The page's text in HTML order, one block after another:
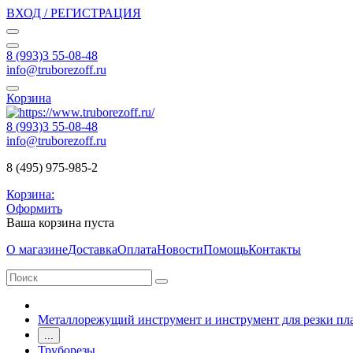
ВХОД / РЕГИСТРАЦИЯ
8 (993)3 55-08-48
info@truborezoff.ru
Корзина
8 (993)3 55-08-48
info@truborezoff.ru
8 (495) 975-985-2
Корзина:
Оформить
Ваша корзина пуста
О магазинеДоставкаОплатаНовостиПомощьКонтакты
Металлорежущий инструмент и инструмент для резки
...
Труборезы